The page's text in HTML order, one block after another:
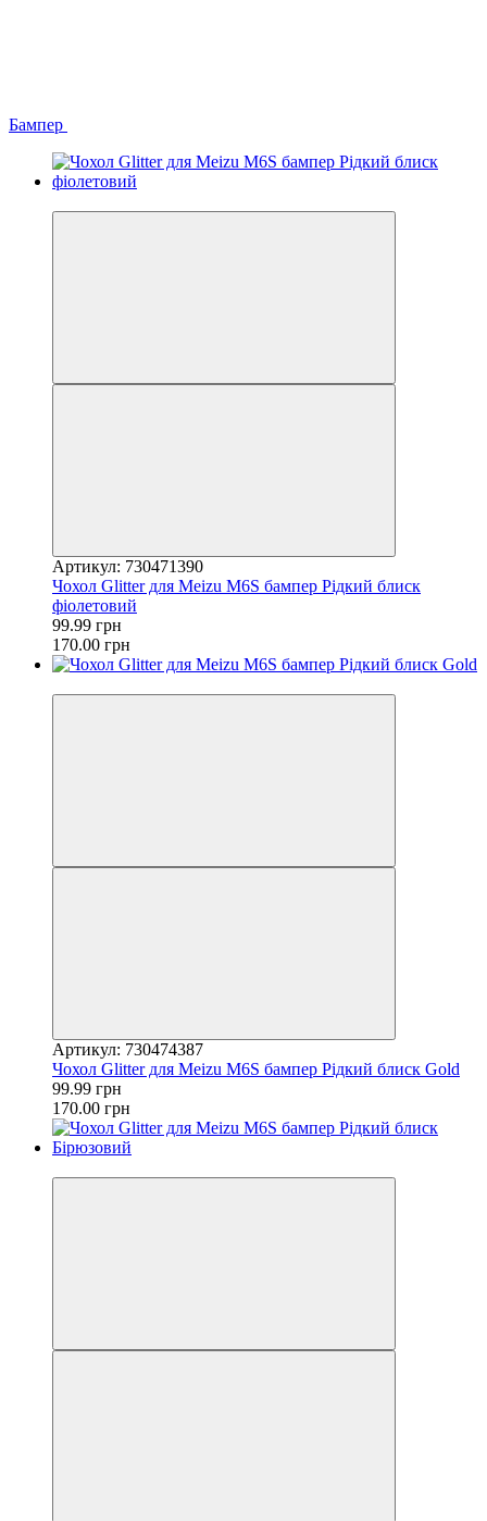
Бампер
Артикул: 730471390
Чохол Glitter для Meizu M6S бампер Рідкий блиск
фіолетовий
99.99 грн
170.00 грн
Артикул: 730474387
Чохол Glitter для Meizu M6S бампер Рідкий блиск Gold
99.99 грн
170.00 грн